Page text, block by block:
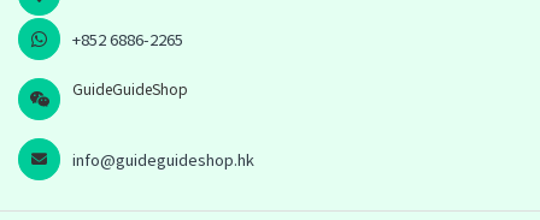
+852 6886-2265
GuideGuideShop
info@guideguideshop.hk